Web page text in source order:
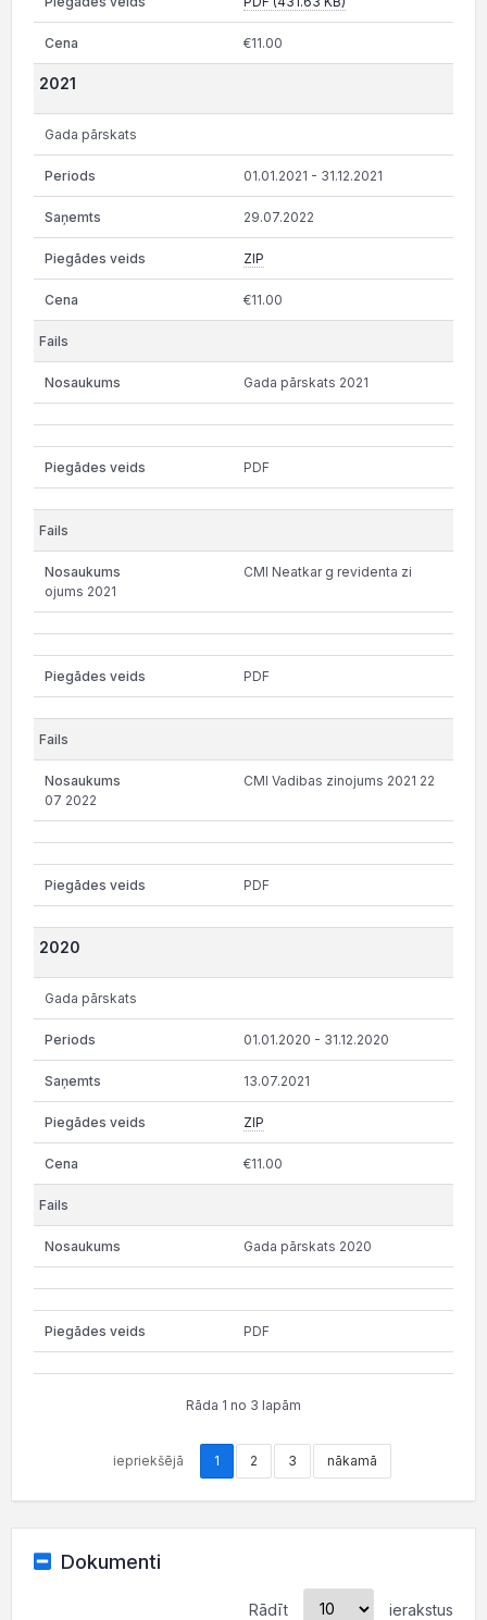
€11.00
2021
Gada pārskats
01.01.2021 - 31.12.2021
29.07.2022
ZIP
€11.00
Gada pārskats 2021
PDF
CMI Neatkar g revidenta zi
ojums 2021
PDF
CMI Vadibas zinojums 2021 22
07 2022
PDF
2020
Gada pārskats
01.01.2020 - 31.12.2020
13.07.2021
ZIP
€11.00
Gada pārskats 2020
PDF
Rāda 1 no 3 lapām
iepriekšējā 1 2 3 nākamā
Dokumenti
Rādīt ierakstus